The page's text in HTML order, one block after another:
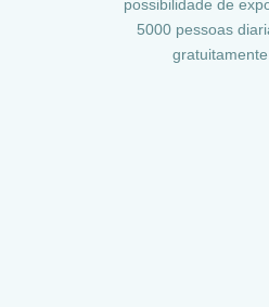
possibilidade de
5000 pessoas